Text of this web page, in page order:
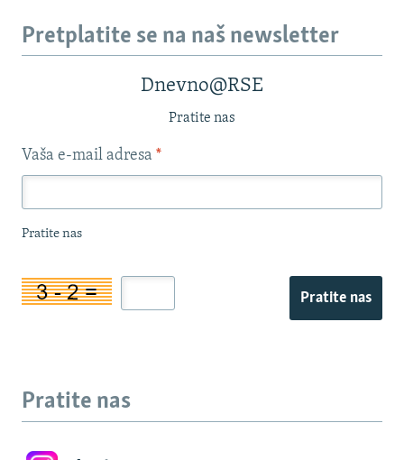
Pretplatite se na naš newsletter
Dnevno@RSE
Pratite nas
Vaša e-mail adresa *
Pratite nas
Pratite nas
Pratite nas